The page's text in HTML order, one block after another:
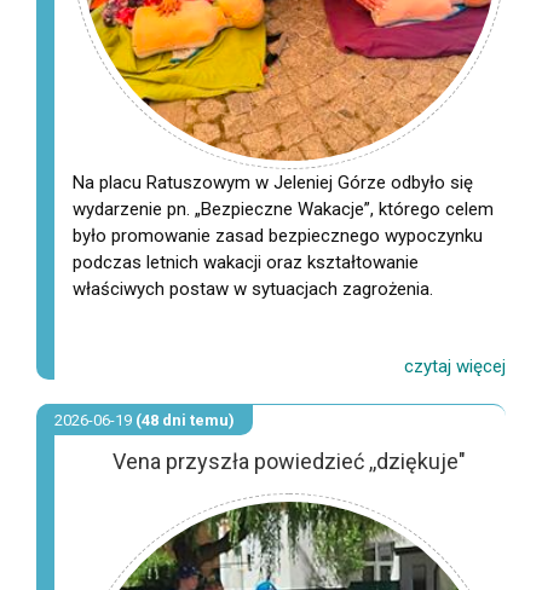
Na placu Ratuszowym w Jeleniej Górze odbyło się
wydarzenie pn. „Bezpieczne Wakacje”, którego celem
było promowanie zasad bezpiecznego wypoczynku
podczas letnich wakacji oraz kształtowanie
właściwych postaw w sytuacjach zagrożenia.
Vena przyszła powiedzieć ,,dziękuje"
2026-06-19 (48 dni temu)